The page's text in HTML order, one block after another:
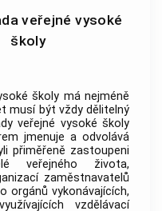
veřejné vysoké
školy
školy má nejméně
musí být vždy dělitelný
veřejné vysoké školy
jmenuje a odvolává
přiměřeně zastoupeni
veřejného života,
zaměstnavatelů
orgánů vykonávajících,
vzdělávací